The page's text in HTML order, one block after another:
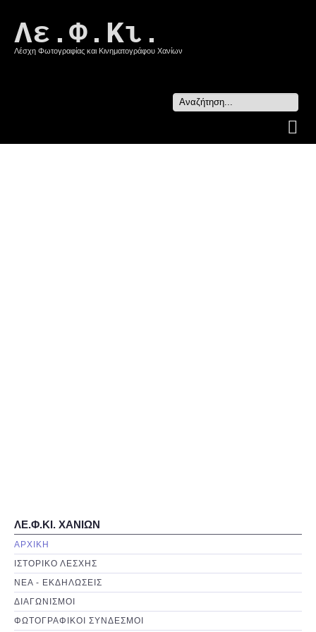
Λε.Φ.Κι.
Λέσχη Φωτογραφίας και Κινηματογράφου Χανίων
Search
...
ΛΕ.Φ.ΚΙ. ΧΑΝΙΩΝ
ΑΡΧΙΚΗ
ΙΣΤΟΡΙΚΟ ΛΕΣΧΗΣ
ΝΕΑ - ΕΚΔΗΛΩΣΕΙΣ
ΔΙΑΓΩΝΙΣΜΟΙ
ΦΩΤΟΓΡΑΦΙΚΟΙ ΣΥΝΔΕΣΜΟΙ